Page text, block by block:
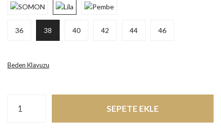
36 38 40 42 44 46
Beden Klavuzu
SEPETE EKLE